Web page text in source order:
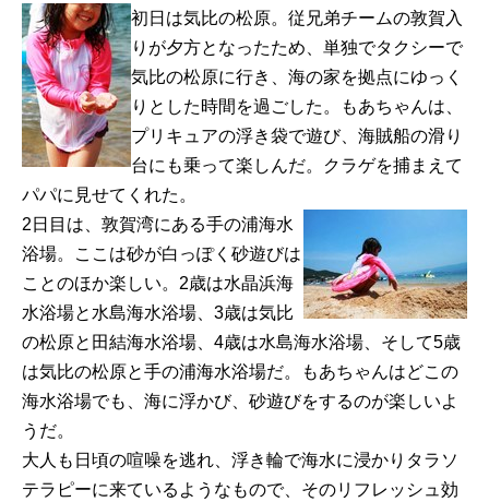
初日は気比の松原。従兄弟チームの敦賀入
りが夕方となったため、単独でタクシーで
気比の松原に行き、海の家を拠点にゆっく
りとした時間を過ごした。もあちゃんは、
プリキュアの浮き袋で遊び、海賊船の滑り
台にも乗って楽しんだ。クラゲを捕まえて
パパに見せてくれた。
2日目は、敦賀湾にある手の浦海水
浴場。ここは砂が白っぽく砂遊びは
ことのほか楽しい。2歳は水晶浜海
水浴場と水島海水浴場、3歳は気比
の松原と田結海水浴場、4歳は水島海水浴場、そして5歳
は気比の松原と手の浦海水浴場だ。もあちゃんはどこの
海水浴場でも、海に浮かび、砂遊びをするのが楽しいよ
うだ。
大人も日頃の喧噪を逃れ、浮き輪で海水に浸かりタラソ
テラピーに来ているようなもので、そのリフレッシュ効